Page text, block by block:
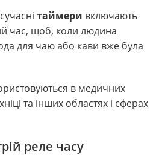
таймери включають
час, щоб, коли людина
для чаю або кави вже була
в медичних
та інших областях і сферах
реле часу